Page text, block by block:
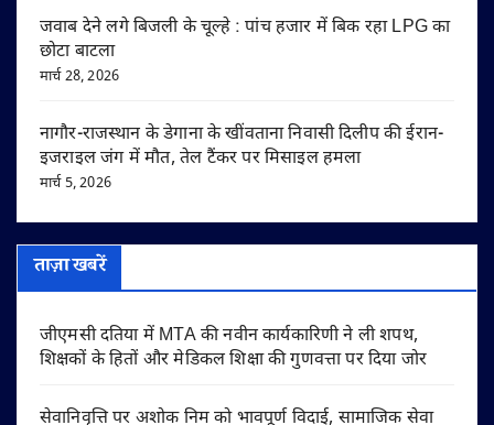
जवाब देने लगे बिजली के चूल्हे : पांच हजार में बिक रहा LPG का
छोटा बाटला
मार्च 28, 2026
नागौर-राजस्थान के डेगाना के खींवताना निवासी दिलीप की ईरान-
इजराइल जंग में मौत, तेल टैंकर पर मिसाइल हमला
मार्च 5, 2026
ताज़ा खबरें
जीएमसी दतिया में MTA की नवीन कार्यकारिणी ने ली शपथ,
शिक्षकों के हितों और मेडिकल शिक्षा की गुणवत्ता पर दिया जोर
सेवानिवृत्ति पर अशोक निम को भावपूर्ण विदाई, सामाजिक सेवा